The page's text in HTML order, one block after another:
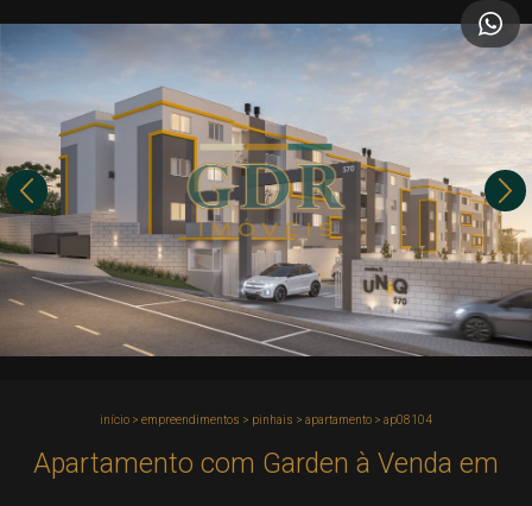
início > empreendimentos > pinhais > apartamento > ap08104
Apartamento com Garden à Venda em